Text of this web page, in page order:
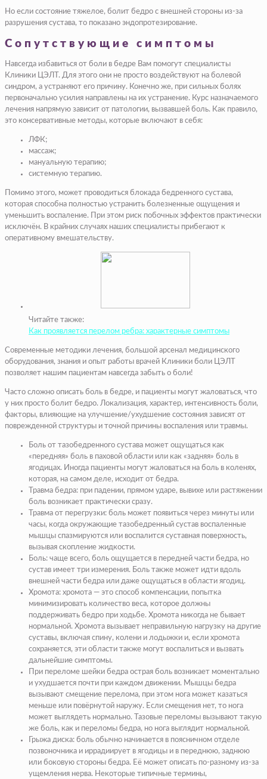
Но если состояние тяжелое, болит бедро с внешней стороны из-за
разрушения сустава, то показано эндопротезирование.
Сопутствующие симптомы
Навсегда избавиться от боли в бедре Вам помогут специалисты
Клиники ЦЭЛТ. Для этого они не просто воздействуют на болевой
синдром, а устраняют его причину. Конечно же, при сильных болях
первоначально усилия направлены на их устранение. Курс назначаемого
лечения напрямую зависит от патологии, вызвавшей боль. Как правило,
это консервативные методы, которые включают в себя:
ЛФК;
массаж;
мануальную терапию;
системную терапию.
Помимо этого, может проводиться блокада бедренного сустава,
которая способна полностью устранить болезненные ощущения и
уменьшить воспаление. При этом риск побочных эффектов практически
исключён. В крайних случаях наших специалисты прибегают к
оперативному вмешательству.
Читайте также:
Как проявляется перелом ребра: характерные симптомы
Современные методики лечения, большой арсенал медицинского
оборудования, знания и опыт работы врачей Клиники боли ЦЭЛТ
позволяет нашим пациентам навсегда забыть о боли!
Часто сложно описать боль в бедре, и пациенты могут жаловаться, что
у них просто болит бедро. Локализация, характер, интенсивность боли,
факторы, влияющие на улучшение/ухудшение состояния зависят от
поврежденной структуры и точной причины воспаления или травмы.
Боль от тазобедренного сустава может ощущаться как
«передняя» боль в паховой области или как «задняя» боль в
ягодицах. Иногда пациенты могут жаловаться на боль в коленях,
которая, на самом деле, исходит от бедра.
Травма бедра: при падении, прямом ударе, вывихе или растяжении
боль возникает практически сразу.
Травма от перегрузки: боль может появиться через минуты или
часы, когда окружающие тазобедренный сустав воспаленные
мышцы спазмируются или воспалится суставная поверхность,
вызывая скопление жидкости.
Боль: чаще всего, боль ощущается в передней части бедра, но
сустав имеет три измерения. Боль также может идти вдоль
внешней части бедра или даже ощущаться в области ягодиц.
Хромота: хромота — это способ компенсации, попытка
минимизировать количество веса, которое должны
поддерживать бедро при ходьбе. Хромота никогда не бывает
нормальной. Хромота вызывает неправильную нагрузку на другие
суставы, включая спину, колени и лодыжки и, если хромота
сохраняется, эти области также могут воспалиться и вызвать
дальнейшие симптомы.
При переломе шейки бедра острая боль возникает моментально
и ухудшается почти при каждом движении. Мышцы бедра
вызывают смещение перелома, при этом нога может казаться
меньше или повёрнутой наружу. Если смещения нет, то нога
может выглядеть нормально. Тазовые переломы вызывают такую
же боль, как и переломы бедра, но нога выглядит нормальной.
Грыжа диска: боль обычно начинается в поясничном отделе
позвоночника и иррадиирует в ягодицы и в переднюю, заднюю
или боковую стороны бедра. Её может описать по-разному из-за
ущемления нерва. Некоторые типичные термины,